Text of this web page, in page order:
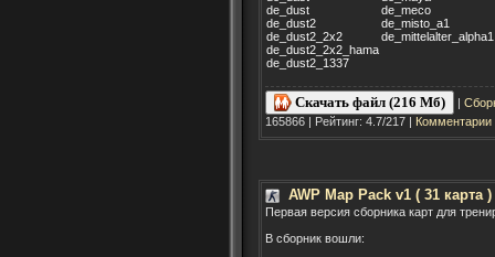
de_dust
de_dust2
de_dust2_2x2
de_dust2_2x2_hama
de_dust2_1337
de_meco
de_misto_a1
de_mittelalter_alpha1
Скачать файл (216 Мб) |
165866 | Рейтинг: 4.7/217 | Комментарии
AWP Map Pack v1 ( 31 карта )
Первая версия сборника карт для
В сборник вошли: